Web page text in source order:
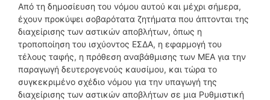
Από τη δημοσίευση του νόμου αυτού και μέχρι σήμερα,
έχουν προκύψει σοβαρότατα ζητήματα που άπτονται της
διαχείρισης των αστικών αποβλήτων, όπως η
τροποποίηση του ισχύοντος ΕΣΔΑ, η εφαρμογή του
τέλους ταφής, η πρόθεση αναβάθμισης των ΜΕΑ για την
παραγωγή δευτερογενούς καυσίμου, και τώρα το
συγκεκριμένο σχέδιο νόμου για την υπαγωγή της
διαχείρισης των αστικών αποβλήτων σε μια Ρυθμιστική